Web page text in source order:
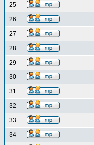
25
26
27
28
29
30
31
32
33
34